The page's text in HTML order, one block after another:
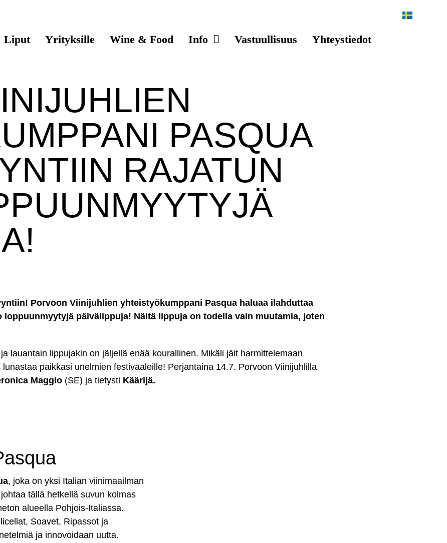
Liput Yrityksille Wine & Food Info Vastuullisuus Yhteystiedot
PASQUA
RAJATUN
Porvoon Viinijuhlien yhteistyökumppani Pasqua haluaa ilahduttaa
loppuunmyytyjä päivälippuja! Näitä lippuja on todella vain muutamia, joten
lauantain lippujakin on jäljellä enää kourallinen. Mikäli jäit harmittelemaan
paikkasi unelmien festivaaleille! Perjantaina 14.7. Porvoon Viinijuhlilla
Maggio (SE) ja tietysti Käärijä.
, joka on yksi Italian viinimaailman
tällä hetkellä suvun kolmas
alueella Pohjois-Italiassa.
Soavet, Ripassot ja
ja innovoidaan uutta.